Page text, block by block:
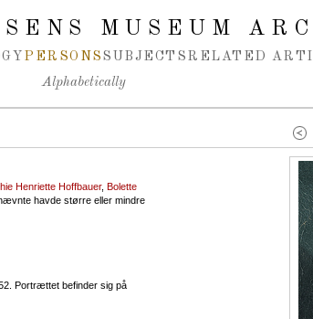
MUSEUM
PERSONS SUBJECTS RELATED
Alphabetically
Henriette Hoffbauer, Bolette
havde større eller mindre
Portrættet befinder sig på